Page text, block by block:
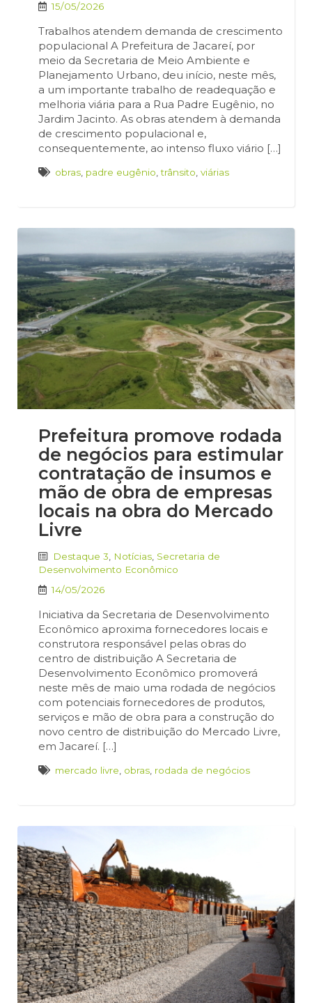
15/05/2026
Trabalhos atendem demanda de crescimento
populacional A Prefeitura de Jacareí, por
meio da Secretaria de Meio Ambiente e
Planejamento Urbano, deu início, neste mês,
a um importante trabalho de readequação e
melhoria viária para a Rua Padre Eugênio, no
Jardim Jacinto. As obras atendem à demanda
de crescimento populacional e,
consequentemente, ao intenso fluxo viário […]
obras padre eugênio ,trânsito viárias
Prefeitura promove rodada
de negócios para estimular
contratação de insumos e
mão de obra de empresas
locais na obra do Mercado
Livre
Destaque 3 Notícias Secretaria de
Desenvolvimento Econômico
14/05/2026
Iniciativa da Secretaria de Desenvolvimento
Econômico aproxima fornecedores locais e
construtora responsável pelas obras do
centro de distribuição A Secretaria de
Desenvolvimento Econômico promoverá
neste mês de maio uma rodada de negócios
com potenciais fornecedores de produtos,
serviços e mão de obra para a construção do
novo centro de distribuição do Mercado Livre,
em Jacareí. […]
mercado livre obras rodada de negócios